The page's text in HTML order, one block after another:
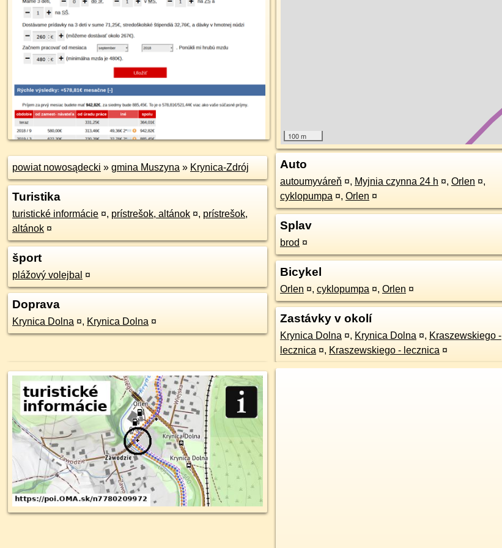
100 m
powiat nowosądecki » gmina Muszyna » Krynica-Zdrój
Turistika
turistické informácie ¤, prístrešok, altánok ¤, prístrešok,
altánok ¤
šport
plážový volejbal ¤
Doprava
Krynica Dolna ¤, Krynica Dolna ¤
Auto
autoumyváreň ¤, Myjnia czynna 24 h ¤, Orlen ¤,
cyklopumpa ¤, Orlen ¤
Splav
brod ¤
Bicykel
Orlen ¤, cyklopumpa ¤, Orlen ¤
Zastávky v okolí
Krynica Dolna ¤, Krynica Dolna ¤, Kraszewskiego -
lecznica ¤, Kraszewskiego - lecznica ¤